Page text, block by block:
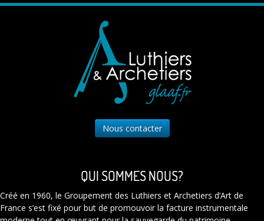
Nous contacter
QUI SOMMES NOUS?
Créé en 1960, le Groupement des Luthiers et Archetiers d’Art de
France s’est fixé pour but de promouvoir la facture instrumentale